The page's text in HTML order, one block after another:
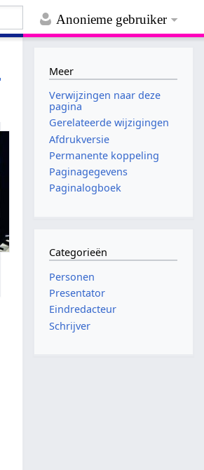
Anonieme gebruiker
Meer
Verwijzingen naar deze
pagina
Gerelateerde wijzigingen
Afdrukversie
Permanente koppeling
Paginagegevens
Paginalogboek
Categorieën
Personen
Presentator
Eindredacteur
Schrijver